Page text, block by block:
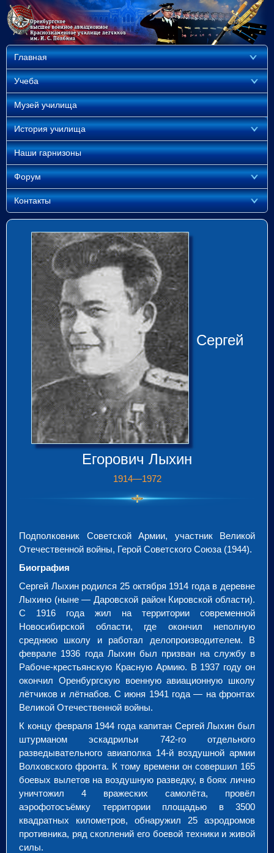
Главная
Учеба
Музей училища
История училища
Наши гарнизоны
Форум
Контакты
Сергей
Егорович Лыхин
1914—1972
Подполковник Советской Армии, участник Великой
Отечественной войны, Герой Советского Союза (1944).
Биография
Сергей Лыхин родился 25 октября 1914 года в деревне
Лыхино (ныне — Даровской район Кировской области).
С 1916 года жил на территории современной
Новосибирской области, где окончил неполную
среднюю школу и работал делопроизводителем. В
феврале 1936 года Лыхин был призван на службу в
Рабоче-крестьянскую Красную Армию. В 1937 году он
окончил Оренбургскую военную авиационную школу
лётчиков и лётнабов. С июня 1941 года — на фронтах
Великой Отечественной войны.
К концу февраля 1944 года капитан Сергей Лыхин был
штурманом эскадрильи 742-го отдельного
разведывательного авиаполка 14-й воздушной армии
Волховского фронта. К тому времени он совершил 165
боевых вылетов на воздушную разведку, в боях лично
уничтожил 4 вражеских самолёта, провёл
аэрофотосъёмку территории площадью в 3500
квадратных километров, обнаружил 25 аэродромов
противника, ряд скоплений его боевой техники и живой
силы.